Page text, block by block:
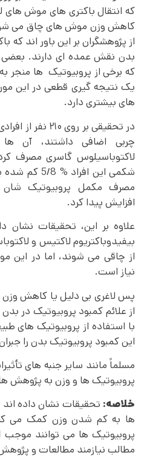
که انتقال باکتری های موش
کاهش وزن موش های چاق می
از پژوهشگران بر این باور اند که
بدن نقش عمده ای دارند. بعضی
که برخی از پروبیوتیک ها منجر
یک نتیجه گیری قطعی در این
های بیشتری دارد.
در تحقیقی بر
چربی اضافی داشتند، آن
مصرف مکمل پروبیوتیک
افزایش پیدا کرد.
علاوه بر این، تحقیقات نشان
بیفیدوباکتریوم لاکتیس و
از چاقی می شوند، اما در این
نیاز است.
پس لاغری بی دلیل یا کاهش وزن
از علائم کمبود پروبیوتیک در
با استفاده از پروبیوتیک های
این کمبود پروبیوتیک بدن را
مسلماً مانند سایر جنبه های
پروبیوتیک ها و وزن به پژوهش
خلاصه: تحقیقات نشان داده اند
ها به کم شدن وزن کمک می
پروبیوتیک ها می توانند
مطالب نیازمند مطالعات و